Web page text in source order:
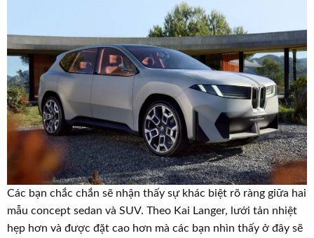
Các bạn chắc chắn sẽ nhận thấy sự khác biệt rõ ràng giữa hai
mẫu concept sedan và SUV. Theo Kai Langer, lưới tản nhiệt
hẹp hơn và được đặt cao hơn mà các bạn nhìn thấy ở đây sẽ